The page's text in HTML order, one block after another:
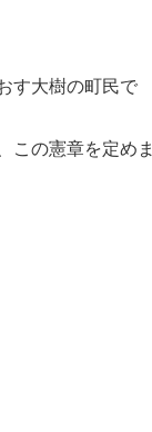
す大樹の町民で
この憲章を定めま